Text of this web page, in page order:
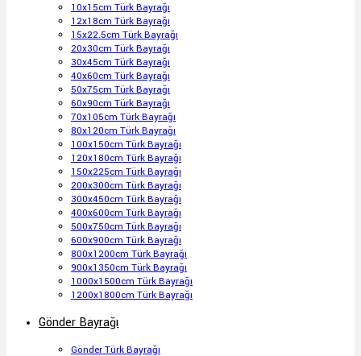
10x15cm Türk Bayrağı
12x18cm Türk Bayrağı
15x22.5cm Türk Bayrağı
20x30cm Türk Bayrağı
30x45cm Türk Bayrağı
40x60cm Türk Bayrağı
50x75cm Türk Bayrağı
60x90cm Türk Bayrağı
70x105cm Türk Bayrağı
80x120cm Türk Bayrağı
100x150cm Türk Bayrağı
120x180cm Türk Bayrağı
150x225cm Türk Bayrağı
200x300cm Türk Bayrağı
300x450cm Türk Bayrağı
400x600cm Türk Bayrağı
500x750cm Türk Bayrağı
600x900cm Türk Bayrağı
800x1200cm Türk Bayrağı
900x1350cm Türk Bayrağı
1000x1500cm Türk Bayrağı
1200x1800cm Türk Bayrağı
Gönder Bayrağı
Gönder Türk Bayrağı